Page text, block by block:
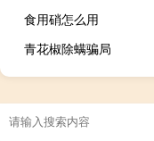
食用硝怎么用
青花椒除螨骗局